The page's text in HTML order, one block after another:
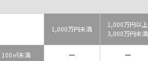
1,000万円未満
1,000万円以上
3,000万円未満
100㎡未満 － －